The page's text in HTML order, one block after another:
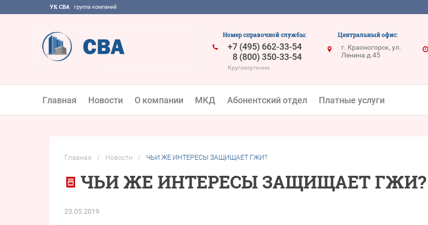
УК СВА группа компаний
Номер справочной службы:
+7 (495) 662-33-54
8 (800) 350-33-54
Круглосуточно
Центральный офис:
г. Красногорск, ул.
Ленина д.45
Главная Новости О компании МКД Абонентский отдел Платные услуги
Главная / Новости / ЧЬИ ЖЕ ИНТЕРЕСЫ ЗАЩИЩАЕТ ГЖИ?
ЧЬИ ЖЕ ИНТЕРЕСЫ ЗАЩИЩАЕТ ГЖИ?
23.05.2019